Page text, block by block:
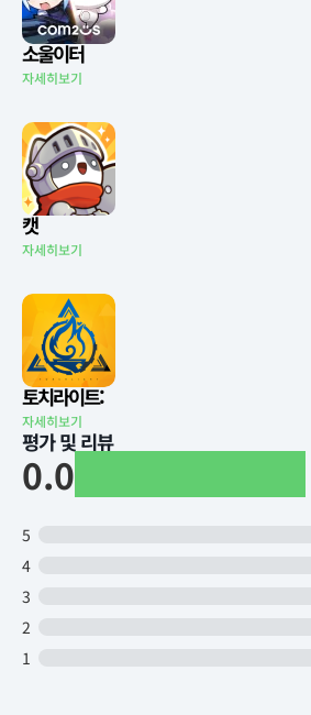
소울이터
자세히보기
캣
자세히보기
토치라이트:
자세히보기
평가 및 리뷰
0.0
5
4
3
2
1